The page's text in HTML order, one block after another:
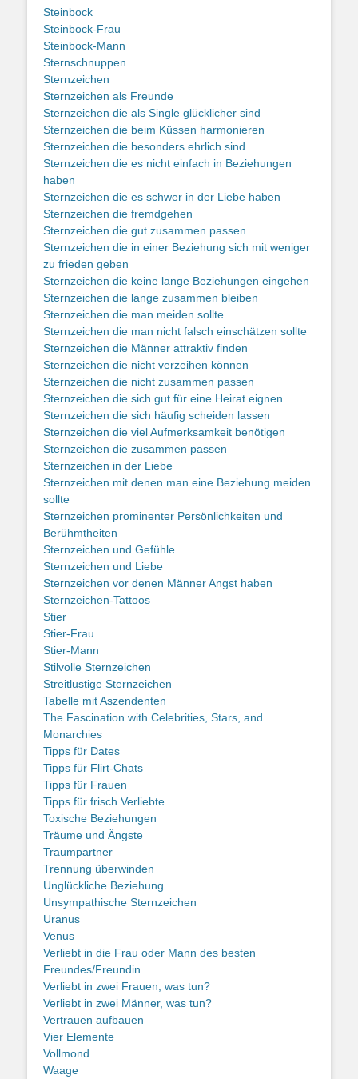
Steinbock
Steinbock-Frau
Steinbock-Mann
Sternschnuppen
Sternzeichen
Sternzeichen als Freunde
Sternzeichen die als Single glücklicher sind
Sternzeichen die beim Küssen harmonieren
Sternzeichen die besonders ehrlich sind
Sternzeichen die es nicht einfach in Beziehungen
haben
Sternzeichen die es schwer in der Liebe haben
Sternzeichen die fremdgehen
Sternzeichen die gut zusammen passen
Sternzeichen die in einer Beziehung sich mit weniger
zu frieden geben
Sternzeichen die keine lange Beziehungen eingehen
Sternzeichen die lange zusammen bleiben
Sternzeichen die man meiden sollte
Sternzeichen die man nicht falsch einschätzen sollte
Sternzeichen die Männer attraktiv finden
Sternzeichen die nicht verzeihen können
Sternzeichen die nicht zusammen passen
Sternzeichen die sich gut für eine Heirat eignen
Sternzeichen die sich häufig scheiden lassen
Sternzeichen die viel Aufmerksamkeit benötigen
Sternzeichen die zusammen passen
Sternzeichen in der Liebe
Sternzeichen mit denen man eine Beziehung meiden
sollte
Sternzeichen prominenter Persönlichkeiten und
Berühmtheiten
Sternzeichen und Gefühle
Sternzeichen und Liebe
Sternzeichen vor denen Männer Angst haben
Sternzeichen-Tattoos
Stier
Stier-Frau
Stier-Mann
Stilvolle Sternzeichen
Streitlustige Sternzeichen
Tabelle mit Aszendenten
The Fascination with Celebrities, Stars, and
Monarchies
Tipps für Dates
Tipps für Flirt-Chats
Tipps für Frauen
Tipps für frisch Verliebte
Toxische Beziehungen
Träume und Ängste
Traumpartner
Trennung überwinden
Unglückliche Beziehung
Unsympathische Sternzeichen
Uranus
Venus
Verliebt in die Frau oder Mann des besten
Freundes/Freundin
Verliebt in zwei Frauen, was tun?
Verliebt in zwei Männer, was tun?
Vertrauen aufbauen
Vier Elemente
Vollmond
Waage